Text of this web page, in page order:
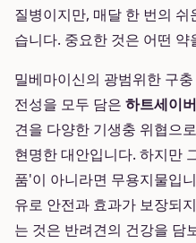
질병이지만, 매달 한 번의
습니다. 중요한 것은 어떤
밀베마이신의 광범위한 구
전성을 모두 담은 하트세이
견을 다양한 기생충 위협으
현명한 대안입니다. 하지만
품'이 아니라면 무용지물입
유로 안전과 효과가 보장되
는 것은 반려견의 건강을 담